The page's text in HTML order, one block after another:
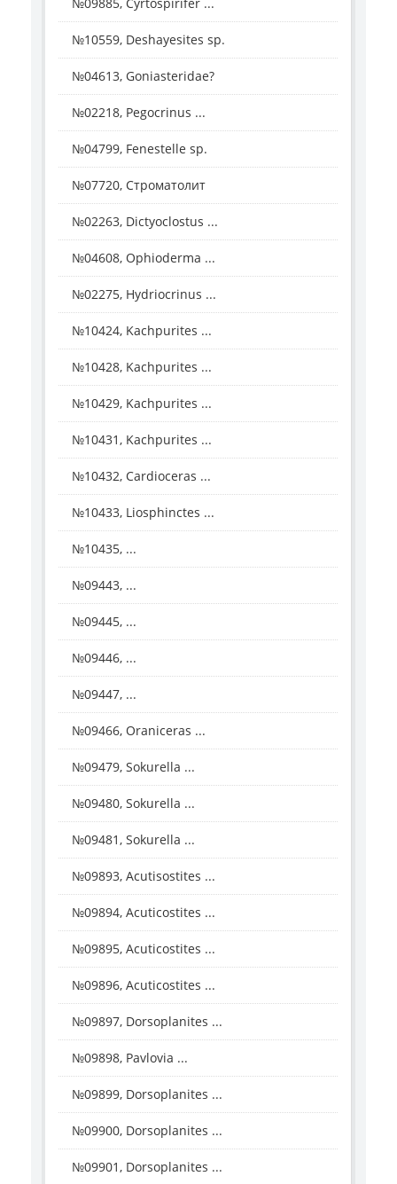
№10559, Deshayesites sp.
№04613, Goniasteridae?
№02218, Pegocrinus ...
№04799, Fenestelle sp.
№07720, Строматолит
№02263, Dictyoclostus ...
№04608, Ophioderma ...
№02275, Hydriocrinus ...
№10424, Kachpurites ...
№10428, Kachpurites ...
№10429, Kachpurites ...
№10431, Kachpurites ...
№10432, Cardioceras ...
№10433, Liosphinctes ...
№10435, ...
№09443, ...
№09445, ...
№09446, ...
№09447, ...
№09466, Oraniceras ...
№09479, Sokurella ...
№09480, Sokurella ...
№09481, Sokurella ...
№09893, Acutisostites ...
№09894, Acuticostites ...
№09895, Acuticostites ...
№09896, Acuticostites ...
№09897, Dorsoplanites ...
№09898, Pavlovia ...
№09899, Dorsoplanites ...
№09900, Dorsoplanites ...
№09901, Dorsoplanites ...